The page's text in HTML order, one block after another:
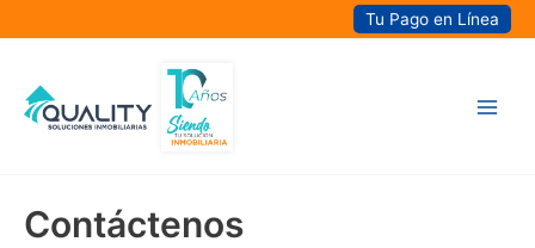
al
Tu Pago en Línea
Contáctenos